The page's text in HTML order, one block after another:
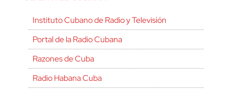
Instituto Cubano de Radio y Televisión
Portal de la Radio Cubana
Razones de Cuba
Radio Habana Cuba